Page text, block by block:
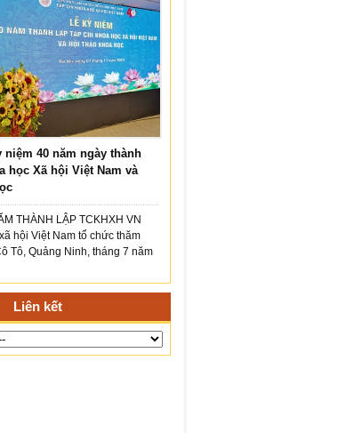
niệm 40 năm ngày thành
học Xã hội Việt Nam và
THÀNH LẬP TCKHXH VN
hội Việt Nam tổ chức thăm
Tô, Quảng Ninh, tháng 7 năm
Liên kết